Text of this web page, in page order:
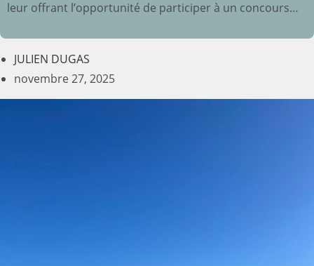
leur offrant l’opportunité de participer à un concours…
JULIEN DUGAS
novembre 27, 2025